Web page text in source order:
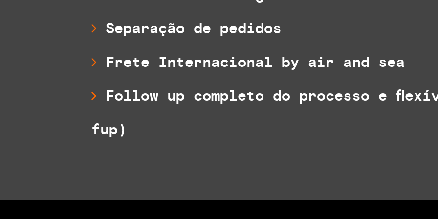
Separação de pedidos
Frete Internacional by air and sea
Follow up completo do processo e
fup)